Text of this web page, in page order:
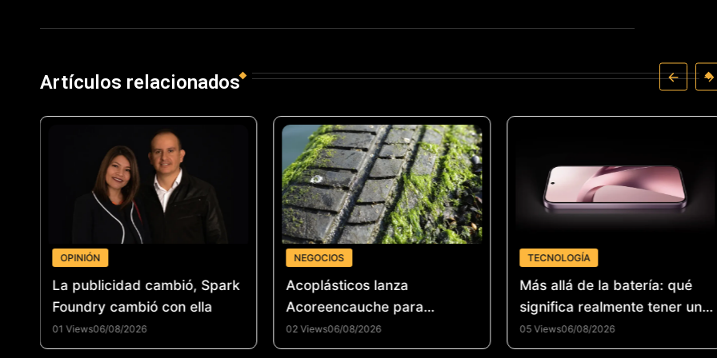
Artículos relacionados
OPINIÓN
La publicidad cambió, Spark
Foundry cambió con ella
01 Views06/08/2026
NEGOCIOS
Acoplásticos lanza
Acoreencauche para
fortalecer la industria del
reencauche de llantas y
02 Views06/08/2026
TECNOLOGÍA
Más allá de la batería: qué
significa realmente tener un
smartphone de alto
rendimiento
05 Views06/08/2026